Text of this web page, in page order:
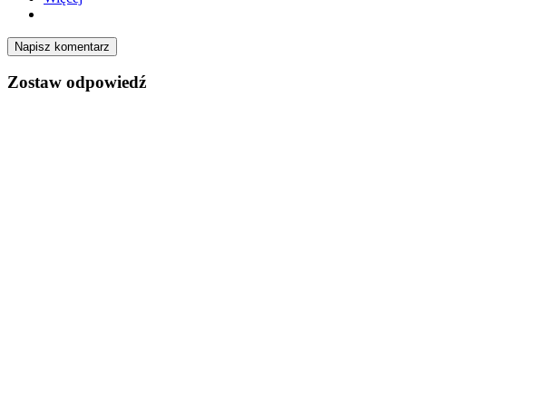
Napisz komentarz
Zostaw odpowiedź